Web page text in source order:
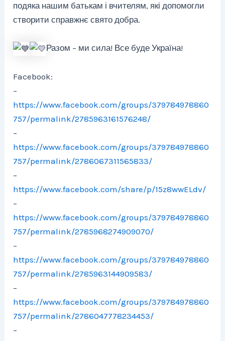
подяка нашим батькам і вчителям, які допомогли
створити справжнє свято добра.
Разом – ми сила! Все буде Україна!
Facebook:
–
https://www.facebook.com/groups/379784978860
757/permalink/2785963161576248/
–
https://www.facebook.com/groups/379784978860
757/permalink/2786067311565833/
–
https://www.facebook.com/share/p/15z8wwELdv/
–
https://www.facebook.com/groups/379784978860
757/permalink/2785968274909070/
–
https://www.facebook.com/groups/379784978860
757/permalink/2785963144909583/
–
https://www.facebook.com/groups/379784978860
757/permalink/2786047778234453/
–